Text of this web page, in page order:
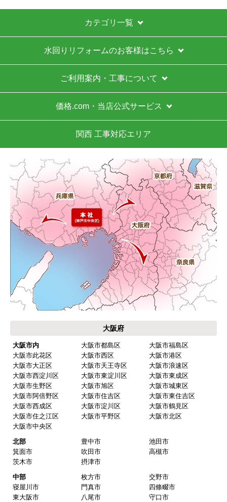
カテゴリ一覧
水回りリフォームのお客様はこちら
ご利用案内・工事について
価格.com・当店公式サービス
関西 工事対応エリア
大阪府
大阪市内 大阪市都島区
大阪市福島区
大阪市此花区
大阪市西区
大阪市港区
大阪市大正区
大阪市天王寺区
大阪市浪速区
大阪市西淀川区
大阪市東淀川区
大阪市東成区
大阪市生野区
大阪市旭区
大阪市城東区
大阪市阿倍野区
大阪市住吉区
大阪市東住吉区
大阪市西成区
大阪市淀川区
大阪市鶴見区
大阪市住之江区
大阪市平野区
大阪市北区
大阪市中央区
北部
豊中市
池田市
箕面市
吹田市
高槻市
茨木市
摂津市
中部
枚方市
交野市
寝屋川市
門真市
四條畷市
東大阪市
八尾市
守口市